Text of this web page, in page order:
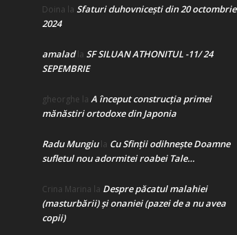
Doina la Sfaturi duhovnicești din 20 octombrie
2024
amaladla SF SILUAN ATHONITUL -11/ 24
SEPEMBRIE
gheorghe la A început construcţia primei
mănăstiri ortodoxe din Japonia
Radu Mungiula Cu Sfinții odihnește Doamne
sufletul nou adormitei roabei Tale…
Crina Marina la Despre păcatul malahiei
(masturbării) şi onaniei (pazei de a nu avea
copii)